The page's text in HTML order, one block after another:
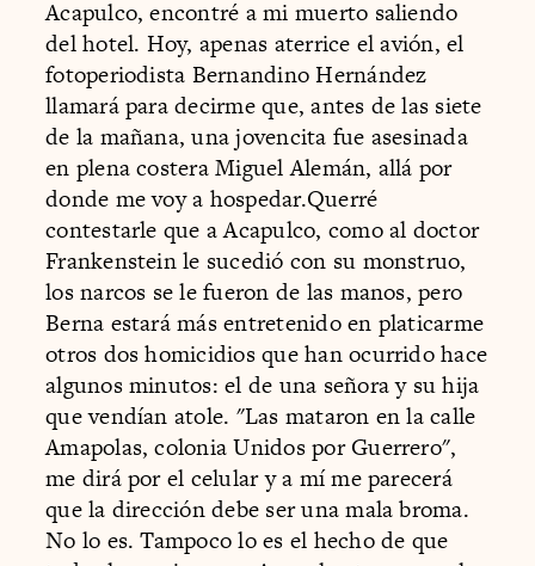
Acapulco, encontré a mi muerto saliendo
del hotel. Hoy, apenas aterrice el avión, el
fotoperiodista Bernandino Hernández
llamará para decirme que, antes de las siete
de la mañana, una jovencita fue asesinada
en plena costera Miguel Alemán, allá por
donde me voy a hospedar.Querré
contestarle que a Acapulco, como al doctor
Frankenstein le sucedió con su monstruo,
los narcos se le fueron de las manos, pero
Berna estará más entretenido en platicarme
otros dos homicidios que han ocurrido hace
algunos minutos: el de una señora y su hija
que vendían atole. "Las mataron en la calle
Amapolas, colonia Unidos por Guerrero",
me dirá por el celular y a mí me parecerá
que la dirección debe ser una mala broma.
No lo es. Tampoco lo es el hecho de que